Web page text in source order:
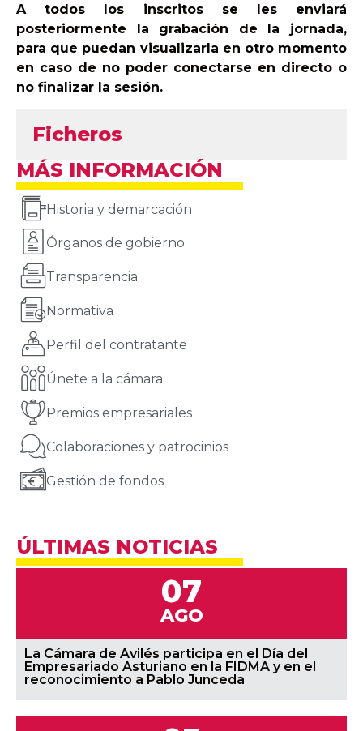
A todos los inscritos se les enviará
posteriormente la grabación de la jornada,
para que puedan visualizarla en otro momento
en caso de no poder conectarse en directo o
no finalizar la sesión.
Ficheros
MÁS INFORMACIÓN
Historia y demarcación
Órganos de gobierno
Transparencia
Normativa
Perfil del contratante
Únete a la cámara
Premios empresariales
Colaboraciones y patrocinios
Gestión de fondos
ÚLTIMAS NOTICIAS
07
AGO
La Cámara de Avilés participa en el Día del
Empresariado Asturiano en la FIDMA y en el
reconocimiento a Pablo Junceda